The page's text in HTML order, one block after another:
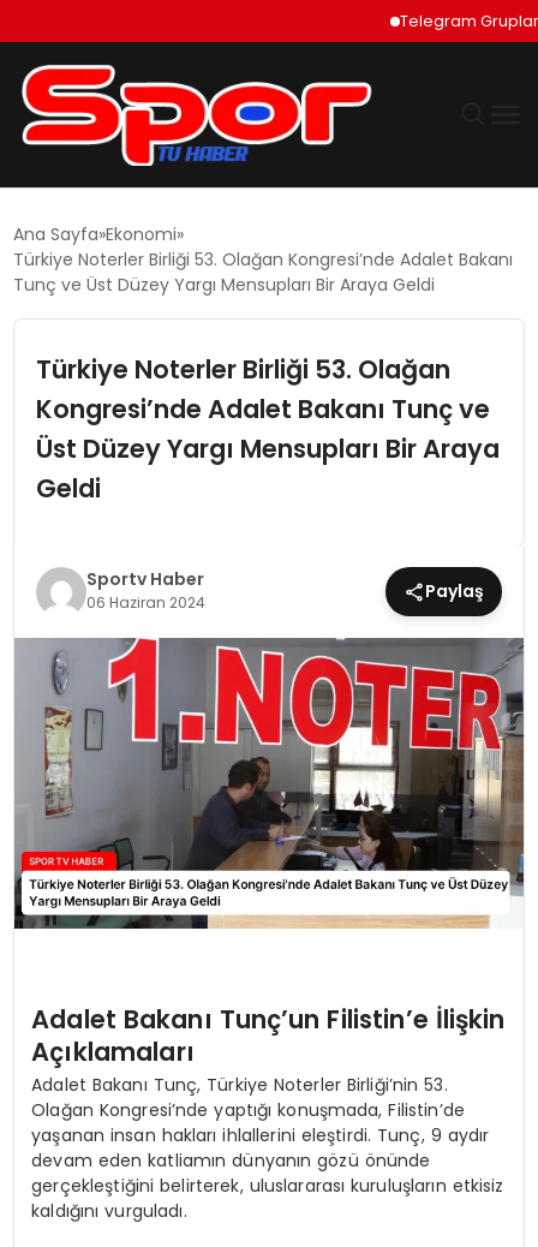
Telegram Grupları
DÜNYA
SIYASET
TEKNOLOJI
MAGAZIN
SPOR
YAŞAM
Ana Sayfa Ekonomi
Türkiye Noterler Birliği 53. Olağan Kongresi’nde Adalet Bakanı
Tunç ve Üst Düzey Yargı Mensupları Bir Araya Geldi
Türkiye Noterler Birliği 53. Olağan
Kongresi’nde Adalet Bakanı Tunç ve
Üst Düzey Yargı Mensupları Bir Araya
Geldi
Sportv Haber
06 Haziran 2024 Paylaş
Adalet Bakanı Tunç’un Filistin’e İlişkin
Açıklamaları
Adalet Bakanı Tunç, Türkiye Noterler Birliği’nin 53.
Olağan Kongresi’nde yaptığı konuşmada, Filistin’de
yaşanan insan hakları ihlallerini eleştirdi. Tunç, 9 aydır
devam eden katliamın dünyanın gözü önünde
gerçekleştiğini belirterek, uluslararası kuruluşların etkisiz
kaldığını vurguladı.